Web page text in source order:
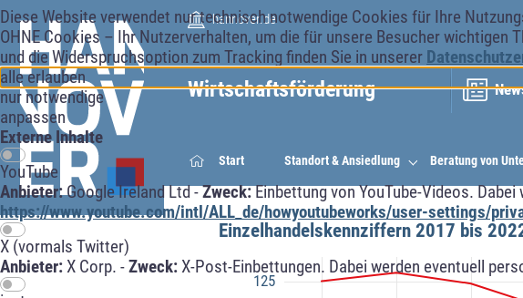
Diese Website verwendet nur technisch notwendige Cookies für Ihre
OHNE Cookies – Ihr Nutzerverhalten, um die für unsere Besucher
und die Widerspruchsoption zum Tracking finden Sie in unserer
alle erlauben
nur notwendige
anpassen
Externe Inhalte
YouTube
Anbieter:Google Ireland Ltd -Zweck:Einbettung von YouTube-Videos.
https://www.youtube.com/intl/ALL_de/howyoutubeworks/user-settings/
X (vormals Twitter)
Anbieter:X Corp. -Zweck:X-Post-Einbettungen. Dabei werden eventuell
Wirtschaftsförderung
Start Standort & Ansiedlung Beratung von
hannover.de
Einzelhandelskennziffern 2017 bis
125